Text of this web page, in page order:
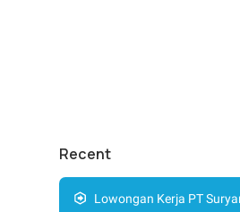
Recent
Lowongan Kerja PT